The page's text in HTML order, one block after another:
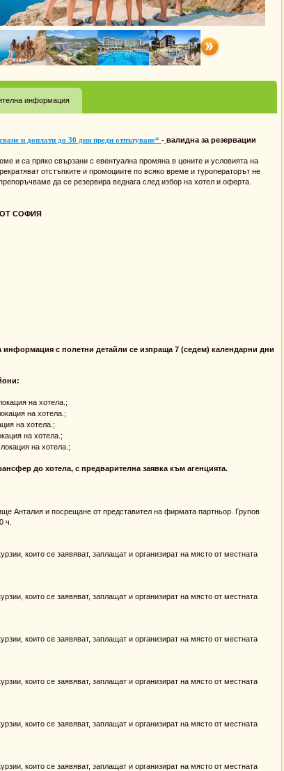
информация
и доплати до 30 дни преди отпътуване“ - валидна за резервации
и са пряко свързани с евентуална промяна в цените и условията на
отстъпките и промоциите по всяко време и туроператорът не
да се резервира веднага след избор на хотел и оферта.
СОФИЯ
с полетни детайли се изпраща 7 (седем) календарни дни
на хотела.;
на хотела.;
на хотела.;
на хотела.;
на хотела.;
до хотела, с предварителна заявка към агенцията.
Анталия и посрещане от представител на фирмата партньор. Групов
ч.
които се заявяват, заплащат и организират на място от местната
които се заявяват, заплащат и организират на място от местната
които се заявяват, заплащат и организират на място от местната
които се заявяват, заплащат и организират на място от местната
които се заявяват, заплащат и организират на място от местната
които се заявяват, заплащат и организират на място от местната